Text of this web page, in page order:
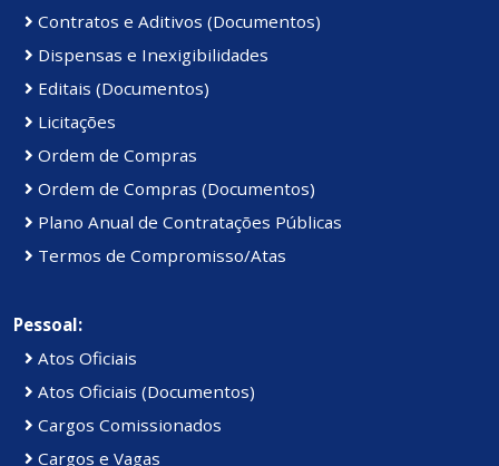
Contratos e Aditivos (Documentos)
Dispensas e Inexigibilidades
Editais (Documentos)
Licitações
Ordem de Compras
Ordem de Compras (Documentos)
Plano Anual de Contratações Públicas
Termos de Compromisso/Atas
Pessoal:
Atos Oficiais
Atos Oficiais (Documentos)
Cargos Comissionados
Cargos e Vagas